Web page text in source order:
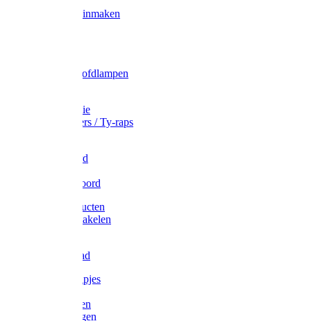
Wecken & inmaken
Zak- & Hoofdlampen
Tape en folie
Kabelbinders / Ty-raps
Metselkoord
Elastisch koord
Afdekproducten
Heffen en takelen
Waslijndraad
Simplexknipjes
Sleutelringen
Gelaste ringen